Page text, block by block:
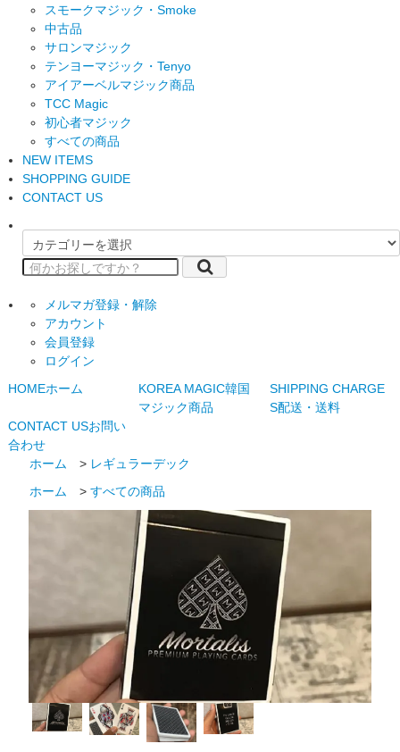
スモークマジック・Smoke
中古品
サロンマジック
テンヨーマジック・Tenyo
アイアーベルマジック商品
TCC Magic
初心者マジック
すべての商品
NEW ITEMS
SHOPPING GUIDE
CONTACT US
メルマガ登録・解除
アカウント
会員登録
ログイン
HOMEホーム KOREA MAGIC韓国
マジック商品
SHIPPING CHARGE
S配送・送料
CONTACT USお問い
合わせ
ホーム
> レギュラーデック
ホーム
>すべての商品